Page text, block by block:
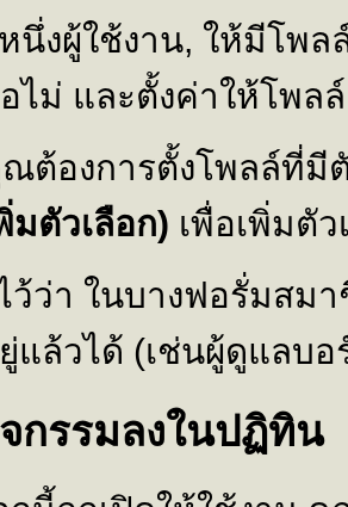
นึ่งผู้ใช้งาน, ให้มีโพล
ไม่ และตั้งค่าให้โพล
ต้องการตั้งโพลล์ที่มี
มตัวเลือก) เพื่อเพิ่มตั
ว้ว่า ในบางฟอรั่มสม
แล้วได้ (เช่นผู้ดูแลบอ
กรรมลงในปฏิทิน